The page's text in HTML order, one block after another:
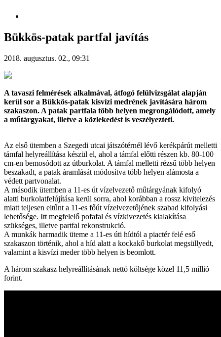
Bükkös-patak partfal javítás
2018. augusztus. 02., 09:31
A tavaszi felmérések alkalmával, átfogó felülvizsgálat alapján
kerül sor a Bükkös-patak kisvízi medrének javítására három
szakaszon. A patak partfala több helyen megrongálódott, amely
a műtárgyakat, illetve a közlekedést is veszélyezteti.
Az első ütemben a Szegedi utcai játszótérnél lévő kerékpárút melletti
támfal helyreállítása készül el, ahol a támfal előtti részen kb. 80-100
cm-en bemosódott az útburkolat. A támfal melletti rézsű több helyen
beszakadt, a patak áramlását módosítva több helyen alámosta a
védett partvonalat.
A második ütemben a 11-es út vízelvezető műtárgyának kifolyó
alatti burkolatfelújítása kerül sorra, ahol korábban a rossz kivitelezés
miatt teljesen eltűnt a 11-es főút vízelvezetőjének szabad kifolyási
lehetősége. Itt megfelelő pofafal és vízkivezetés kialakítása
szükséges, illetve partfal rekonstrukció.
A munkák harmadik üteme a 11-es úti hídtól a piactér felé eső
szakaszon történik, ahol a híd alatt a kockakő burkolat megsüllyedt,
valamint a kisvízi meder több helyen is beomlott.
A három szakasz helyreállításának nettó költsége közel 11,5 millió
forint.